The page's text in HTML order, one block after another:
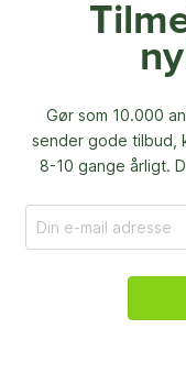
Gør som 10.000
sender gode tilbud,
8-10 gange årligt.